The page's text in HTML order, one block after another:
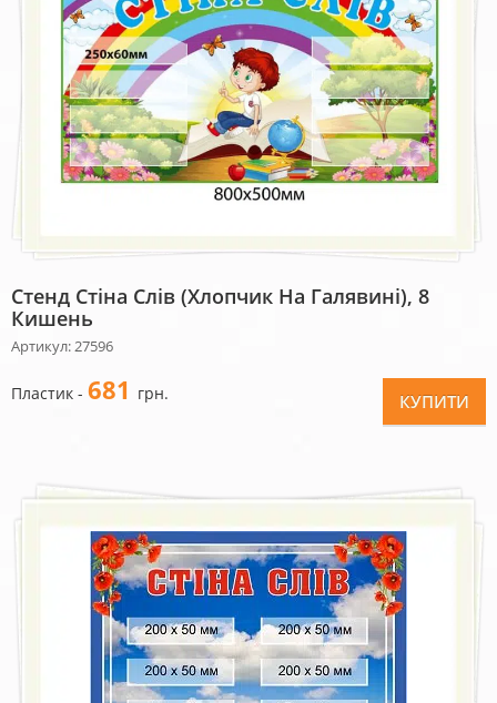
Стенд Стіна Слів (хлопчик На Галявині), 8
Кишень
Артикул: 27596
Пластик - 681 грн. КУПИТИ